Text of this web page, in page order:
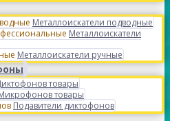
Металлоискатели подводные
Металлоискатели
Металлоискатели ручные
товары
товары
Подавители диктофонов